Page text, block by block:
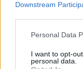
Downstream
Personal Data
I want to opt-
personal data.
GCC Capital